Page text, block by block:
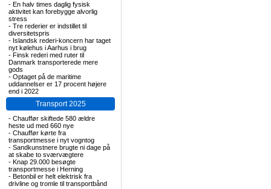
- En halv times daglig fysisk
aktivitet kan forebygge alvorlig
stress
- Tre rederier er indstillet til
diversitetspris
- Islandsk rederi-koncern har taget
nyt kølehus i Aarhus i brug
- Finsk rederi med ruter til
Danmark transporterede mere
gods
- Optaget på de maritime
uddannelser er 17 procent højere
end i 2022
Transport 2025
- Chauffør skiftede 580 ældre
heste ud med 660 nye
- Chauffør kørte fra
transportmesse i nyt vogntog
- Sandkunstnere brugte ni dage på
at skabe to sværvægtere
- Knap 29.000 besøgte
transportmesse i Herning
- Betonbil er helt elektrisk fra
drivline og tromle til transportbånd